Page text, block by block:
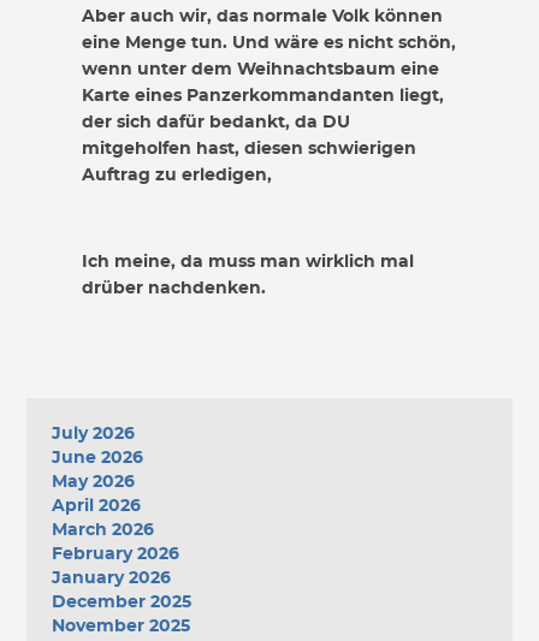
Aber auch wir, das normale Volk können
eine Menge tun. Und wäre es nicht schön,
wenn unter dem Weihnachtsbaum eine
Karte eines Panzerkommandanten liegt,
der sich dafür bedankt, da DU
mitgeholfen hast, diesen schwierigen
Auftrag zu erledigen,
Ich meine, da muss man wirklich mal
drüber nachdenken.
July 2026
June 2026
May 2026
April 2026
March 2026
February 2026
January 2026
December 2025
November 2025